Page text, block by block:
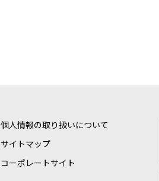
個人情報の取り扱いについて
サイトマップ
コーポレートサイト